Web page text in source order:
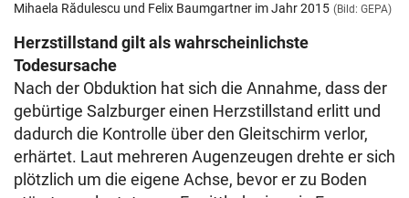
Mihaela Rădulescu und Felix Baumgartner im Jahr 2015 (Bild: GEPA)
Herzstillstand gilt als wahrscheinlichste
Todesursache
Nach der Obduktion hat sich die Annahme, dass der
gebürtige Salzburger einen Herzstillstand erlitt und
dadurch die Kontrolle über den Gleitschirm verlor,
erhärtet. Laut mehreren Augenzeugen drehte er sich
plötzlich um die eigene Achse, bevor er zu Boden